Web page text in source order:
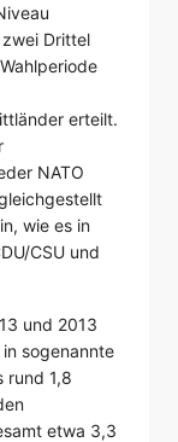
Drittel
erteilt.
NATO
wie es in
CSU und
und 2013
sogenannte
rund 1,8
etwa 3,3